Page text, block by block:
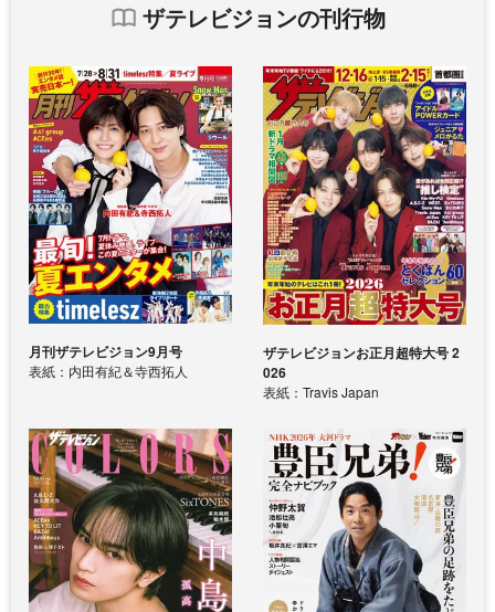
ザテレビジョンの刊行物
月刊ザテレビジョン9月号
表紙：内田有紀＆寺西拓人
ザテレビジョンお正月超特大号 2
026
表紙：Travis Japan